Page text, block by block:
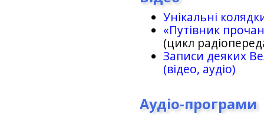
Унікальні
«Путівник
(цикл
Записи деяких
(відео, аудіо)
Аудіо-програми